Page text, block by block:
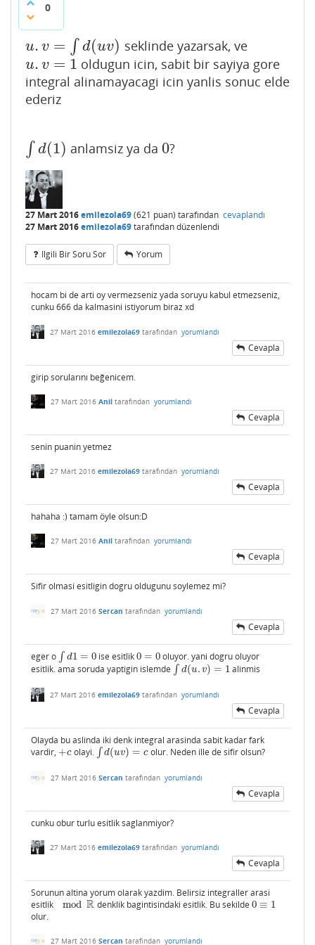
0
u. v = ∫ d(uv)
u.v= ∫d( v ) seklinde yazarsak, ve
u. v = 1
u.v= 1
oldugun icin, sabit bir sayiya gore
integral alinamayacagi icin yanlis sonuc elde
ederiz
∫ d(1)
∫d (1) anlamsiz ya da 0
0?
27 Mart 2016emilezola69(621 puan) tarafından cevaplandı
27 Mart 2016emilezola69tarafındandüzenlendi
Ilgili Bir Soru Sor Yorum
hocam bi de arti oy vermezseniz yada soruyu kabul etmezseniz,
cunku 666 da kalmasini istiyorum biraz xd
27 Mart 2016 emilezola69 tarafından yorumlandı
Cevapla
girip sorularını beğenicem.
27 Mart 2016 Anil tarafından yorumlandı
Cevapla
senin puanin yetmez
27 Mart 2016 emilezola69 tarafından yorumlandı
Cevapla
hahaha :) tamam öyle olsun:D
27 Mart 2016 Anil tarafından yorumlandı
Cevapla
Sifir olmasi esitligin dogru oldugunu soylemez mi?
27 Mart 2016 Sercan tarafından yorumlandı
Cevapla
eger o ∫ d1 = 0
∫d1=0 ise esitlik0 = 0
0 =0
oluyor. yani dogru oluyor
esitlik. ama soruda yaptigin islemde ∫ d(u. v) = 1
∫d(u.v)=1 alinmis
27 Mart 2016 emilezola69 tarafından yorumlandı
Cevapla
Olayda bu aslinda iki denk integral arasinda sabit kadar fark
vardir, +c
+c olayi. ∫ d(uv) = c
∫d(uv)=c olur. Neden ille de sifir olsun?
27 Mart 2016 Sercan tarafından yorumlandı
Cevapla
cunku obur turlu esitlik saglanmiyor?
27 Mart 2016 emilezola69 tarafından yorumlandı
Cevapla
Sorunun altina yorum olarak yazdim. Belirsiz integraller arasi
esitlik
mod R
modR denklik bagintisindaki esitlik. Bu sekilde 0 ≡ 1
0≡1
olur.
27 Mart 2016 Sercan tarafından yorumlandı